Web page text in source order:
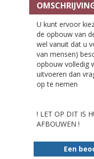
U kunt ervoor
de opbouw van
wel vanuit dat u
van mensen)
opbouw volledig
uitvoeren dan
op te nemen
! LET OP DIT IS
AFBOUWEN !
Een